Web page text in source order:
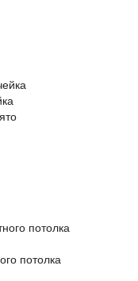
потолка
потолка